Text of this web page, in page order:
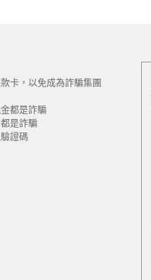
卡，以免成為詐騙集團
都是詐騙
是詐騙
證碼